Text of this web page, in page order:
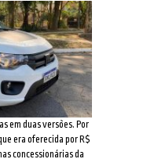
em duas versões. Por
era oferecida por R$
concessionárias da